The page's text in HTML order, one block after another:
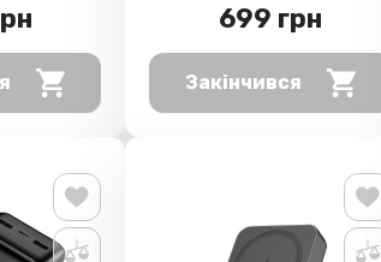
699 грн
Закінчився